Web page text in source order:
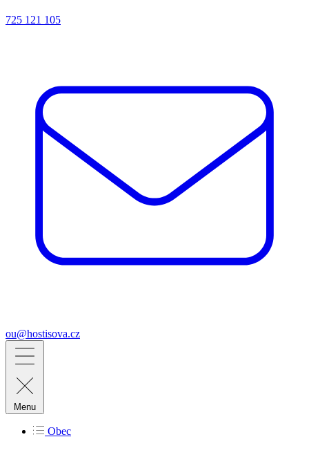
725 121 105
ou@hostisova.cz
Menu
Obec